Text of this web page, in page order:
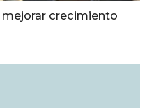
crecimiento